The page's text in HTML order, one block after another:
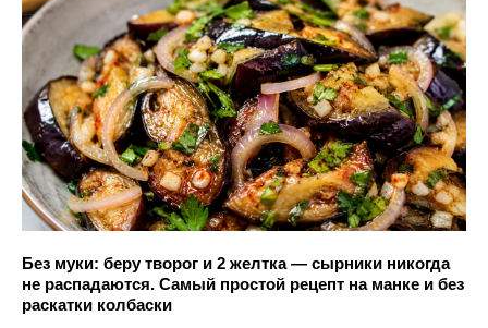
Без муки: беру творог и 2 желтка — сырники никогда
не распадаются. Самый простой рецепт на манке и без
раскатки колбаски